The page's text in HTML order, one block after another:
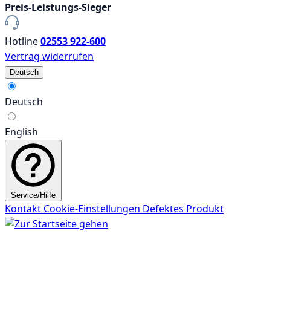
Preis-Leistungs-Sieger
Hotline02553 922-600
Vertrag widerrufen
Deutsch
Deutsch
English
Service/Hilfe
Kontakt Cookie-Einstellungen Defektes Produkt